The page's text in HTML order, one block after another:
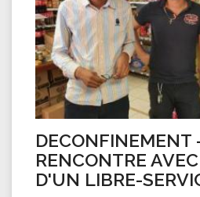
DECONFINEMENT
RENCONTRE
D'UN LIBRE-